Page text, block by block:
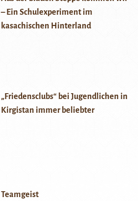
– Ein Schulexperiment im
kasachischen Hinterland
„Friedensclubs“ bei Jugendlichen in
Kirgistan immer beliebter
Teamgeist